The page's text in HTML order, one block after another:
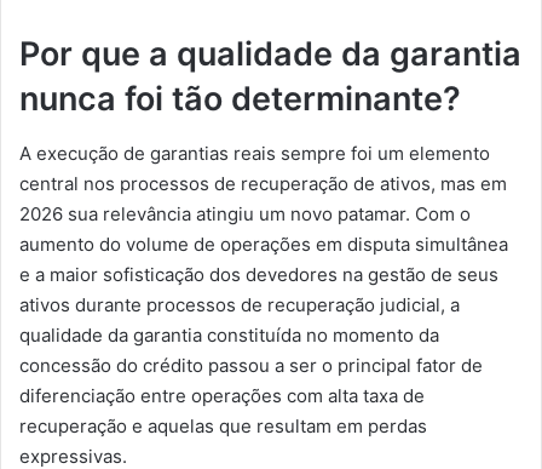
Por que a qualidade da garantia
nunca foi tão determinante?
A execução de garantias reais sempre foi um elemento
central nos processos de recuperação de ativos, mas em
2026 sua relevância atingiu um novo patamar. Com o
aumento do volume de operações em disputa simultânea
e a maior sofisticação dos devedores na gestão de seus
ativos durante processos de recuperação judicial, a
qualidade da garantia constituída no momento da
concessão do crédito passou a ser o principal fator de
diferenciação entre operações com alta taxa de
recuperação e aquelas que resultam em perdas
expressivas.